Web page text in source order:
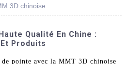
3D chinoise
Qualité En Chine :
Produits
pointe avec la MMT 3D chinoise